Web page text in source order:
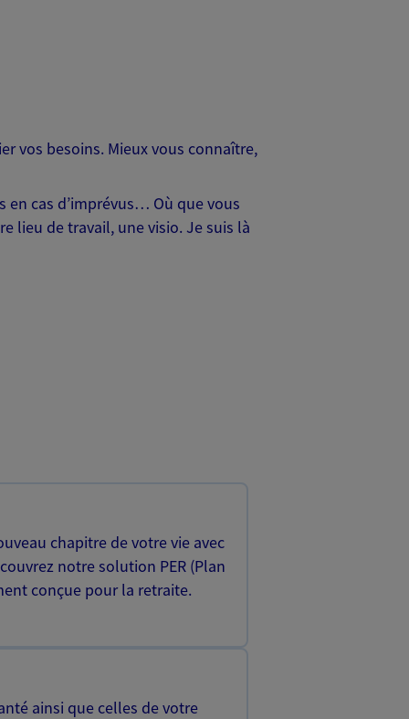
vos besoins. Mieux vous connaître,
en cas d’imprévus… Où que vous
lieu de travail, une visio. Je suis là
chapitre de votre vie avec
notre solution PER (Plan
conçue pour la retraite.
ainsi que celles de votre